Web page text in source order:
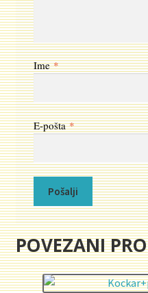
Ime*
E-pošta*
POVEZANI